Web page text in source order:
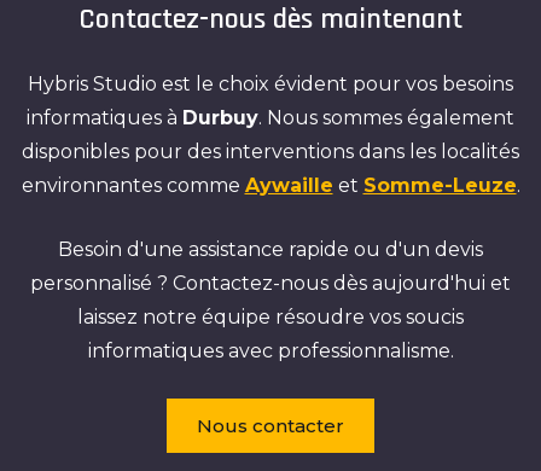
Contactez-nous dès maintenant
Hybris Studio est le choix évident pour vos besoins
informatiques à Durbuy. Nous sommes également
disponibles pour des interventions dans les localités
environnantes comme Aywaille et Somme-Leuze.
Besoin d'une assistance rapide ou d'un devis
personnalisé ? Contactez-nous dès aujourd'hui et
laissez notre équipe résoudre vos soucis
informatiques avec professionnalisme.
Nous contacter